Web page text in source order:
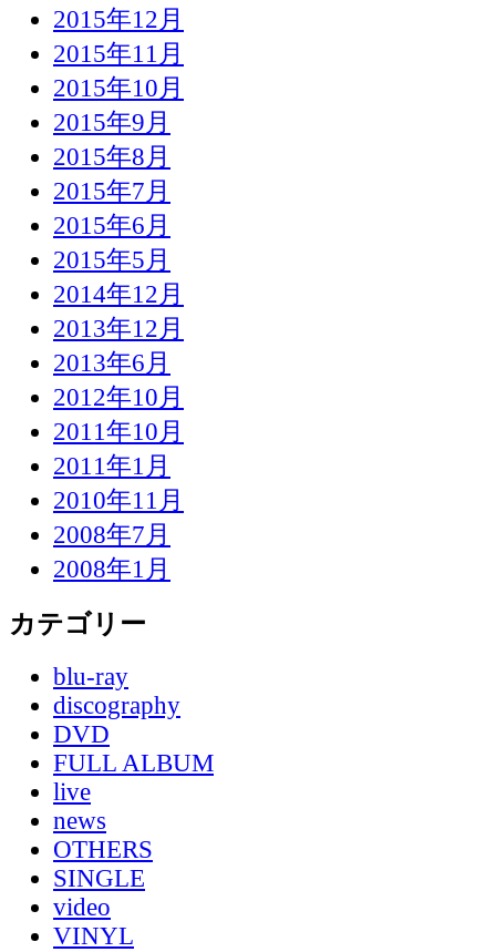
2015年12月
2015年11月
2015年10月
2015年9月
2015年8月
2015年7月
2015年6月
2015年5月
2014年12月
2013年12月
2013年6月
2012年10月
2011年10月
2011年1月
2010年11月
2008年7月
2008年1月
カテゴリー
blu-ray
discography
DVD
FULL ALBUM
live
news
OTHERS
SINGLE
video
VINYL